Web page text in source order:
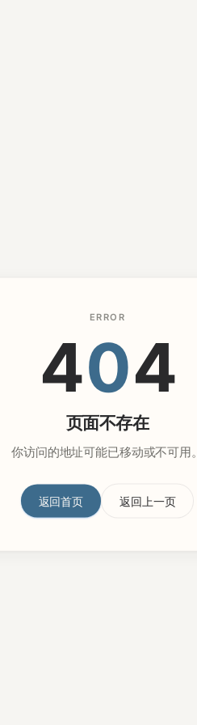
ERROR
404
页面不存在
你访问的地址可能已移动或不可用。
返回首页 返回上一页